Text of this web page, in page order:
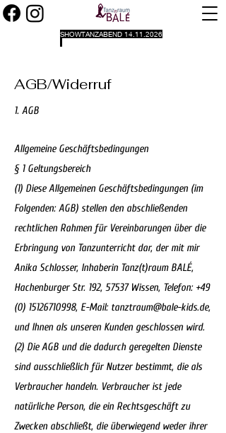
SHOWTANZABEND 14.11.2026
AGB/Widerruf
1. AGB
Allgemeine Geschäftsbedingungen
§ 1 Geltungsbereich
(1) Diese Allgemeinen Geschäftsbedingungen (im
Folgenden: AGB) stellen den abschließenden
rechtlichen Rahmen für Vereinbarungen über die
Erbringung von Tanzunterricht dar, der mit mir
Anika Schlosser, Inhaberin Tanz(t)raum BALÉ,
Hachenburger Str. 192, 57537 Wissen, Telefon: +49
(0) 15126710998, E-Mail: tanztraum@bale-kids.de,
und Ihnen als unseren Kunden geschlossen wird.
(2) Die AGB und die dadurch geregelten Dienste
sind ausschließlich für Nutzer bestimmt, die als
Verbraucher handeln. Verbraucher ist jede
natürliche Person, die ein Rechtsgeschäft zu
Zwecken abschließt, die überwiegend weder ihrer